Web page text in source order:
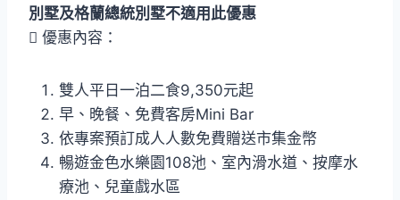
別墅及格蘭總統別墅不適用此優惠
 優惠內容：
雙人平日一泊二食9,350元起
早、晚餐、免費客房Mini Bar
依專案預訂成人人數免費贈送市集金幣
暢遊金色水樂園108池、室內滑水道、按摩水
療池、兒童戲水區